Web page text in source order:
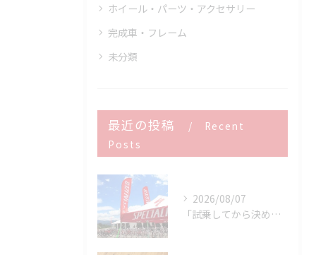
ホイール・パーツ・アクセサリー
完成車・フレーム
未分類
最近の投稿
Recent
Posts
2026/08/07
「試乗してから決める。」 それがPOWER-KIDSの一番大切にしていることです。